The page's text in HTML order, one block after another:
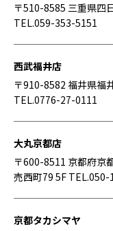
〒510-8585 三重県四
TEL.059-353-5151
西武福井店
〒910-8582 福井県福
TEL.0776-27-0111
大丸京都店
〒600-8511 京都府京
売西町79 5F TEL.050-
京都タカシマヤ